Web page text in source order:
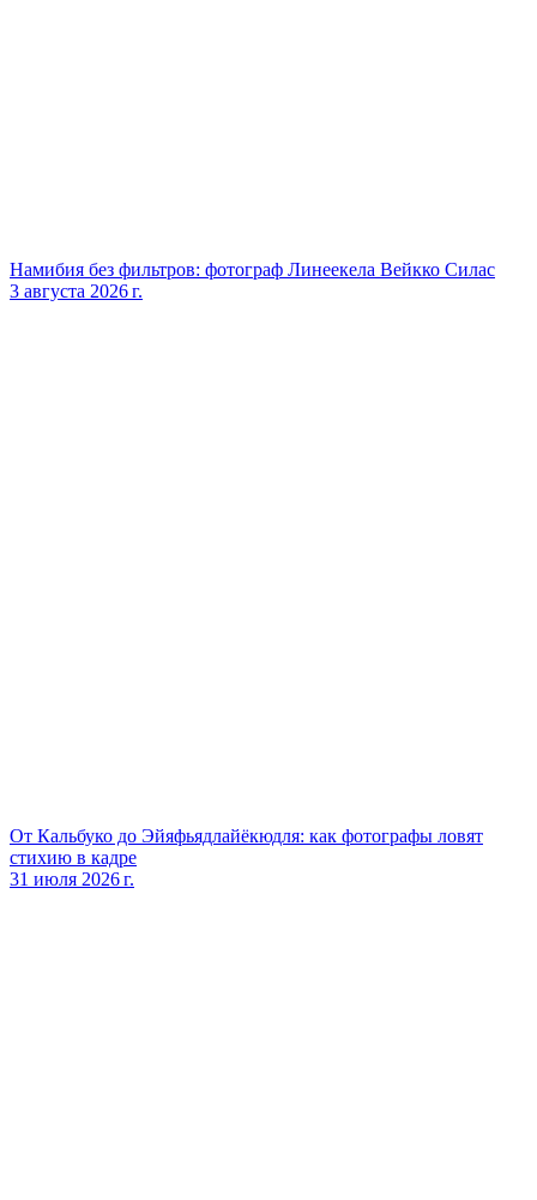
Намибия без фильтров: фотограф Линеекела Вейкко Силас
3 августа 2026 г.
От Кальбуко до Эйяфьядлайёкюдля: как фотографы ловят
стихию в кадре
31 июля 2026 г.